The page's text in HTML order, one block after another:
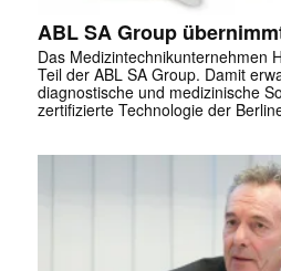
ABL SA Group
Das Medizintechnikunternehmen
Teil der ABL SA Group. Damit
diagnostische und medizinische
zertifizierte Technologie der